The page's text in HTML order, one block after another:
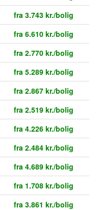
fra 3.743 kr./bolig
fra 6.610 kr./bolig
fra 2.770 kr./bolig
fra 5.289 kr./bolig
fra 2.867 kr./bolig
fra 2.519 kr./bolig
fra 4.226 kr./bolig
fra 2.484 kr./bolig
fra 4.689 kr./bolig
fra 1.708 kr./bolig
fra 3.861 kr./bolig